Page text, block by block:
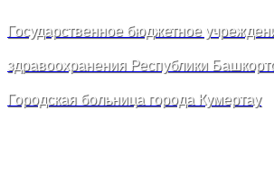
Государственное бюджетное
здравоохранения Республики
Городская больница города Кумертау